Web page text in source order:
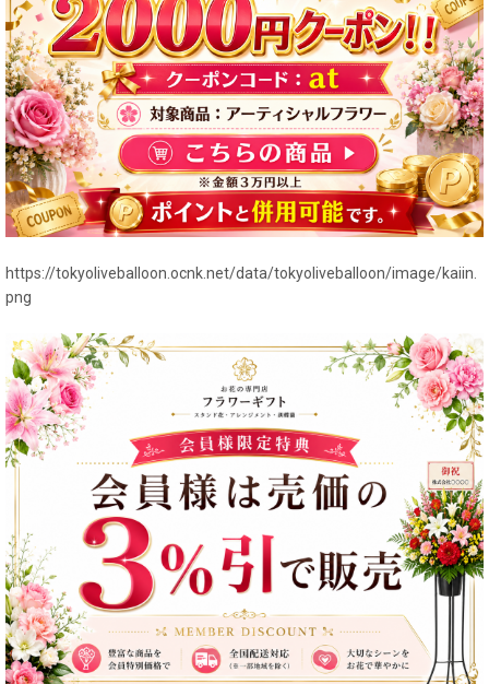
https://tokyoliveballoon.ocnk.net/data/tokyoliveballoon/image/kaiin.
png